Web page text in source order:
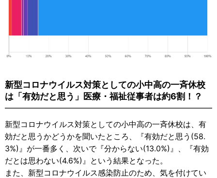
新型コロナウイルス対策としての小中高の一斉休校
は「有効だと思う」医療・福祉従事者は約6割！？
新型コロナウイルス対策としての小中高の一斉休校は、有
効だと思うかどうかを聞いたところ、『有効だと思う(58.
3%)』が一番多く、次いで『分からない(13.0%)』、『有効
だとは思わない(4.6%)』という結果となった。
また、新型コロナウイルス感染防止のため、気を付けてい